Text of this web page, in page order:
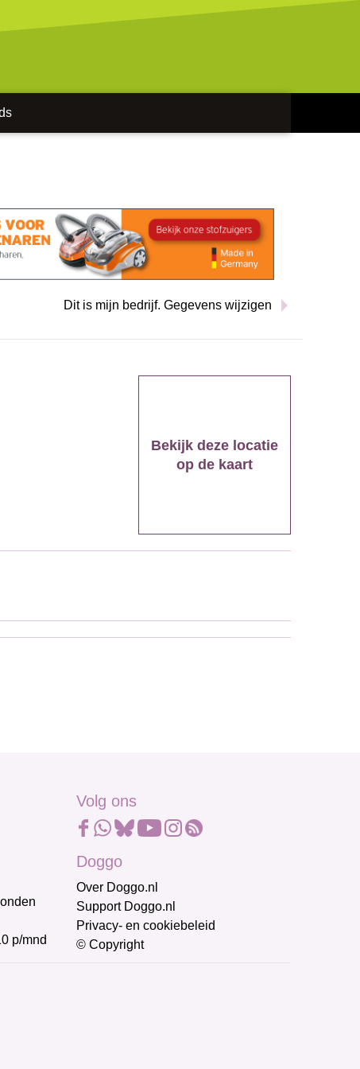
Dit is mijn bedrijf. Gegevens wijzigen
Bekijk deze locatie
op de kaart
p/mnd
Volg ons
Doggo
Over Doggo.nl
Support Doggo.nl
Privacy- en cookiebeleid
© Copyright